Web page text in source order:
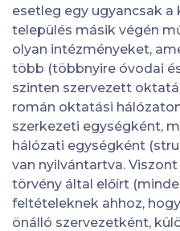
esetleg egy ugyancsak
település másik végén
olyan intézményeket,
több (többnyire óvodai
szinten szervezett
román oktatási
szerkezeti egységként,
hálózati egységként
van nyilvántartva.
törvény által előírt
feltételeknek ahhoz,
önálló szervezetként,